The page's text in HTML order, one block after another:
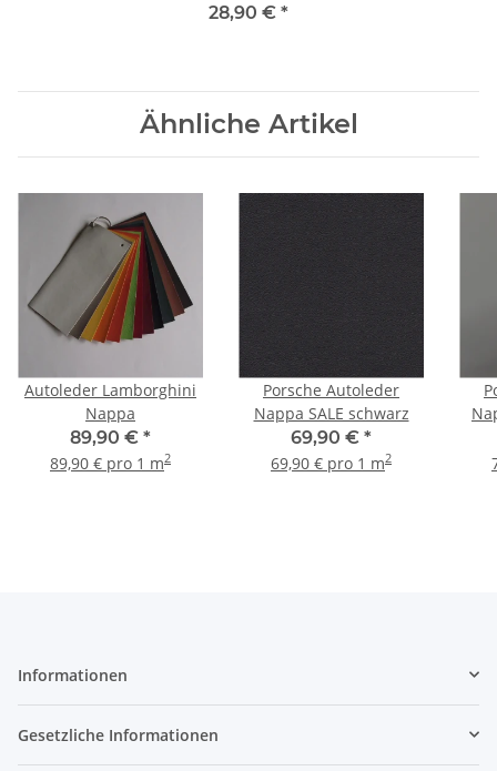
28,90 € *
Ähnliche Artikel
Autoleder Lamborghini
Nappa
89,90 € *
89,90 € pro 1 m2
Porsche Autoleder
Nappa SALE schwarz
69,90 € *
69,90 € pro 1 m2
Informationen
Gesetzliche Informationen